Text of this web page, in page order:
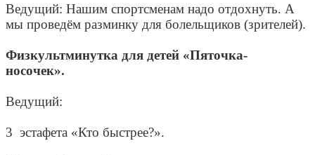
Ведущий: Нашим спортсменам надо отдохнуть. А
мы проведём разминку для болельщиков (зрителей).
Физкультминутка для детей «Пяточка-
носочек».
Ведущий:
3 эстафета «Кто быстрее?».